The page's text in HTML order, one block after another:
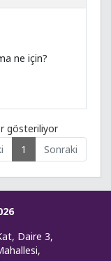
ne için?
gösteriliyor
1 Sonraki
Daire 3,